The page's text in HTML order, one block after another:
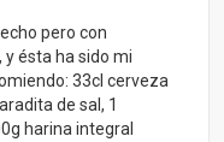
pero con
y ésta ha sido mi
33cl cerveza
de sal, 1
harina integral